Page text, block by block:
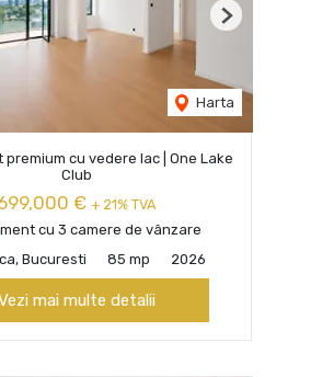
Harta
Next
cu vedere lac | One Lake
Club
€ + 21% TVA
cu 3 camere de vânzare
Bucuresti
85 mp 2026
mai multe detalii